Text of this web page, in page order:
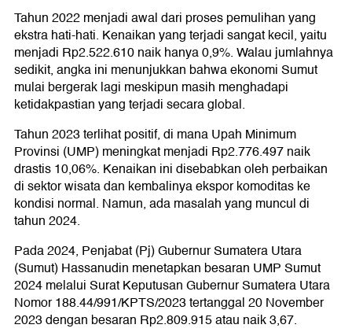
Tahun 2022 menjadi awal dari proses pemulihan yang
ekstra hati-hati. Kenaikan yang terjadi sangat kecil, yaitu
menjadi Rp2.522.610 naik hanya 0,9%. Walau jumlahnya
sedikit, angka ini menunjukkan bahwa ekonomi Sumut
mulai bergerak lagi meskipun masih menghadapi
ketidakpastian yang terjadi secara global.
Tahun 2023 terlihat positif, di mana Upah Minimum
Provinsi (UMP) meningkat menjadi Rp2.776.497 naik
drastis 10,06%. Kenaikan ini disebabkan oleh perbaikan
di sektor wisata dan kembalinya ekspor komoditas ke
kondisi normal. Namun, ada masalah yang muncul di
tahun 2024.
Pada 2024, Penjabat (Pj) Gubernur Sumatera Utara
(Sumut) Hassanudin menetapkan besaran UMP Sumut
2024 melalui Surat Keputusan Gubernur Sumatera Utara
Nomor 188.44/991/KPTS/2023 tertanggal 20 November
2023 dengan besaran Rp2.809.915 atau naik 3,67.